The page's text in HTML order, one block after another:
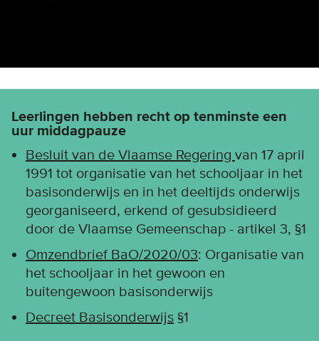
Leerlingen hebben recht op tenminste een
uur middagpauze
Besluit van de Vlaamse Regering van 17 april
1991 tot organisatie van het schooljaar in het
basisonderwijs en in het deeltijds onderwijs
georganiseerd, erkend of gesubsidieerd
door de Vlaamse Gemeenschap - artikel 3, §1
Omzendbrief BaO/2020/03: Organisatie van
het schooljaar in het gewoon en
buitengewoon basisonderwijs
Decreet Basisonderwijs §1